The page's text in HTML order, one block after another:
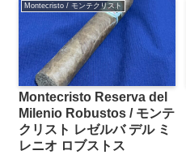
Montecristo / モンテクリスト
Montecristo Reserva del
Milenio Robustos / モンテ
クリスト レゼルバ デル ミ
レニオ ロブストス